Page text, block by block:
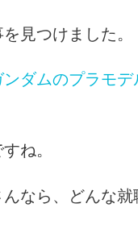
見つけました。
ンダムのプラモ
ね。
なら、どんな